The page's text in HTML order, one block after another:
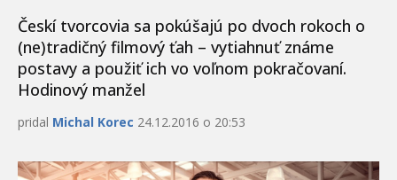
Českí tvorcovia sa pokúšajú po dvoch rokoch o
(ne)tradičný filmový ťah – vytiahnuť známe
postavy a použiť ich vo voľnom pokračovaní.
Hodinový manžel
pridal Michal Korec 24.12.2016 o 20:53